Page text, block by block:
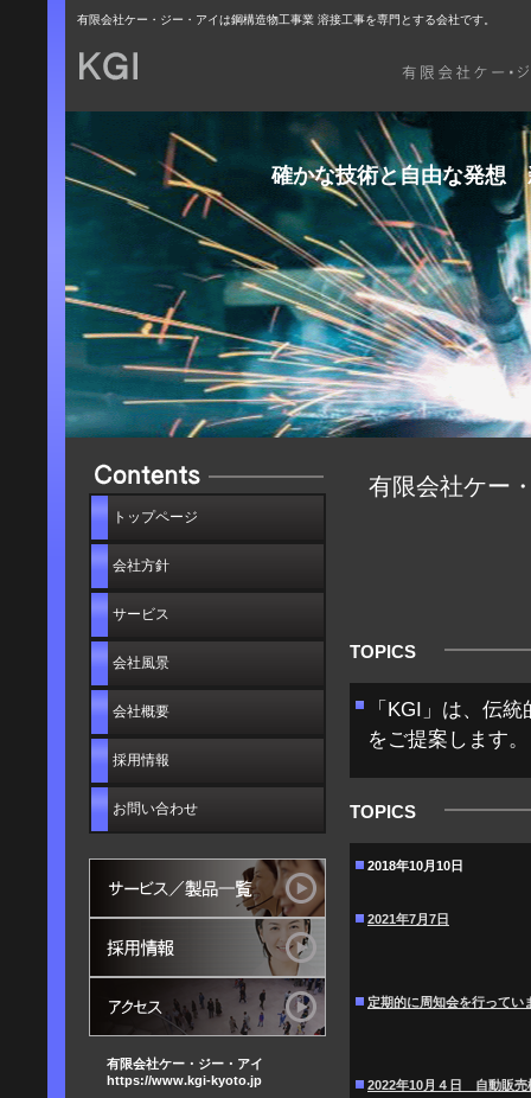
有限会社ケー・ジー・アイは鋼構造物工事業 溶接工事を専門とする会社です。
確かな技術と自由な発想
有限会社ケー
TOPICS
「KGI」は、伝
をご提案します。
TOPICS
2018年10月10日
2021年7月7日
定期的に周知会を行ってい
2022年10月４日 自動販
トップページ
会社方針
サービス
会社風景
会社概要
採用情報
お問い合わせ
有限会社ケー・ジー・アイ
https://www.kgi-kyoto.jp